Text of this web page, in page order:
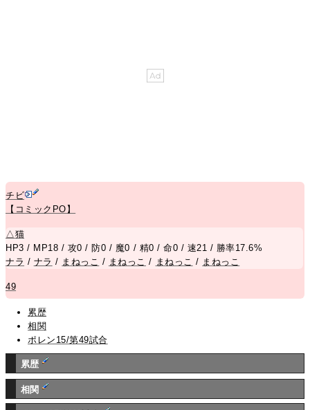
チビ
【コミックPO】
△猫
HP3 / MP18 / 攻0 / 防0 / 魔0 / 精0 / 命0 / 速21 / 勝率17.6%
ナラ / ナラ / まねっこ / まねっこ / まねっこ / まねっこ
49
累歴
相関
ポレン15/第49試合
累歴
相関